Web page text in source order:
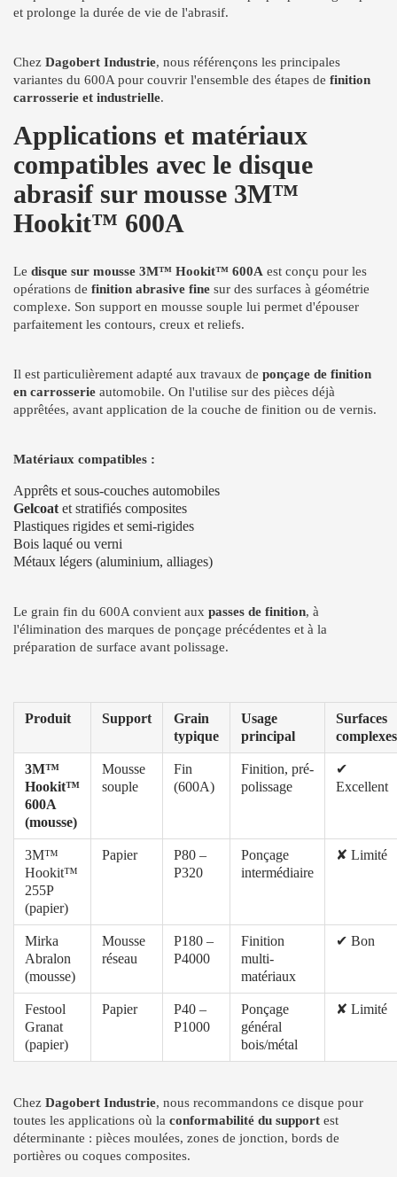
et prolonge la durée de vie de l'abrasif.
Chez Dagobert Industrie, nous référençons les principales
variantes du 600A pour couvrir l'ensemble des étapes de finition
carrosserie et industrielle.
Applications et matériaux
compatibles avec le disque
abrasif sur mousse 3M™
Hookit™ 600A
Le disque sur mousse 3M™ Hookit™ 600A est conçu pour les
opérations de finition abrasive fine sur des surfaces à géométrie
complexe. Son support en mousse souple lui permet d'épouser
parfaitement les contours, creux et reliefs.
Il est particulièrement adapté aux travaux de ponçage de finition
en carrosserie automobile. On l'utilise sur des pièces déjà
apprêtées, avant application de la couche de finition ou de vernis.
Matériaux compatibles :
Apprêts et sous-couches automobiles
Gelcoat et stratifiés composites
Plastiques rigides et semi-rigides
Bois laqué ou verni
Métaux légers (aluminium, alliages)
Le grain fin du 600A convient aux passes de finition, à
l'élimination des marques de ponçage précédentes et à la
préparation de surface avant polissage.
Produit Support
Grain
typique
Usage
principal
Surfaces
complexes
3M™
Hookit™
600A
(mousse)
Mousse
souple
Fin
(600A)
Finition, pré-
polissage
✔
Excellent
3M™
Hookit™
255P
(papier)
Papier
P80 –
P320
Ponçage
intermédiaire
✘ Limité
Mirka
Abralon
(mousse)
Mousse
réseau
P180 –
P4000
Finition
multi-
matériaux
✔ Bon
Festool
Granat
(papier)
Papier
P40 –
P1000
Ponçage
général
bois/métal
✘ Limité
Chez Dagobert Industrie, nous recommandons ce disque pour
toutes les applications où la conformabilité du support est
déterminante : pièces moulées, zones de jonction, bords de
portières ou coques composites.